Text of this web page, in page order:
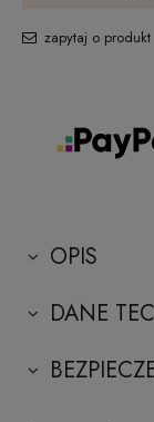
zapytaj o produkt
OPIS
DANE